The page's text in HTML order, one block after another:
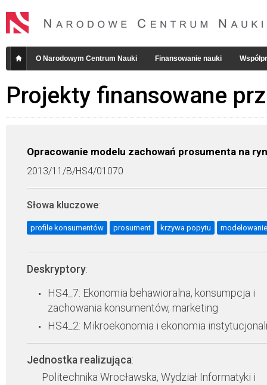
O Narodowym Centrum Nauki Finansowanie nauki
Projekty finansowane
Opracowanie modelu zachowań prosumenta na
2013/11/B/HS4/01070
Słowa kluczowe:
profile konsumentów prosument krzywa popytu
Deskryptory:
HS4_7: Ekonomia behawioralna, konsumpcja i
zachowania konsumentów, marketing
HS4_2: Mikroekonomia i ekonomia
Jednostka realizująca:
Politechnika Wrocławska, Wydział Informatyki i